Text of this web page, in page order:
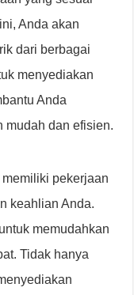
Anda akan
dari berbagai
menyediakan
Anda
mudah dan efisien.
pekerjaan
keahlian Anda.
memudahkan
Tidak hanya